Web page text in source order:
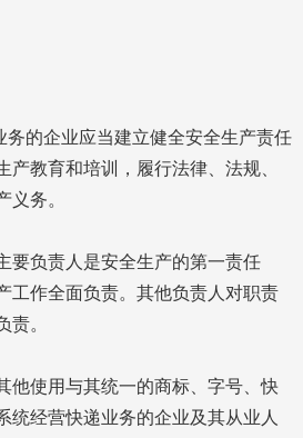
的企业应当建立健全安全生产责任
产教育和培训，履行法律、法规、
义务。
要负责人是安全生产的第一责任
工作全面负责。其他负责人对职责
责。
他使用与其统一的商标、字号、快
统经营快递业务的企业及其从业人